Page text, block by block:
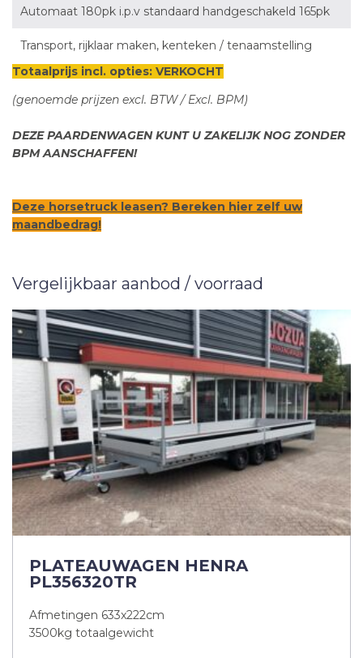
Automaat 180pk i.p.v standaard handgeschakeld 165pk
Transport, rijklaar maken, kenteken / tenaamstelling
Totaalprijs incl. opties: VERKOCHT
(genoemde prijzen excl. BTW / Excl. BPM)
DEZE PAARDENWAGEN KUNT U ZAKELIJK NOG ZONDER
BPM AANSCHAFFEN!
Deze horsetruck leasen? Bereken hier zelf uw
maandbedrag!
Vergelijkbaar aanbod / voorraad
PLATEAUWAGEN HENRA
PL356320TR
Afmetingen 633x222cm
3500kg totaalgewicht